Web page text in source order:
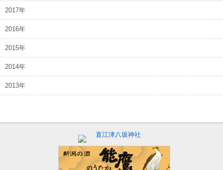
2017年
2016年
2015年
2014年
2013年